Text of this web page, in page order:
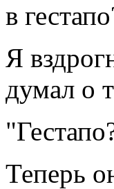
в
Я
думал о
Теперь